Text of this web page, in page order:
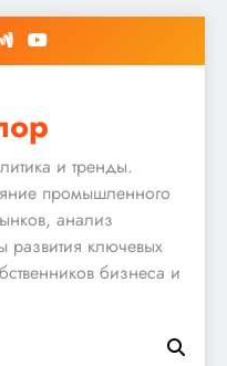
и тренды.
промышленного
анализ
развития ключевых
бизнеса и